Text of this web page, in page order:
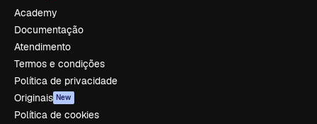
Academy
Documentação
Atendimento
Termos e condições
Política de privacidade
Originais New
Política de cookies